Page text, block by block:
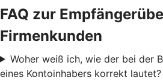
FAQ zur
Firmenkunden
Woher weiß ich, wie der bei der
eines Kontoinhabers korrekt lautet?